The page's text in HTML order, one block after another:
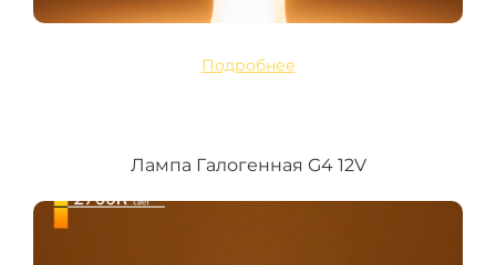
Подробнее
Лампа Галогенная G4 12V